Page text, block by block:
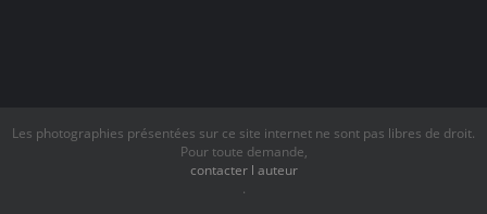
Les photographies présentées sur ce site internet ne sont pas libres de droit.
Pour toute demande,
contacter l auteur
.